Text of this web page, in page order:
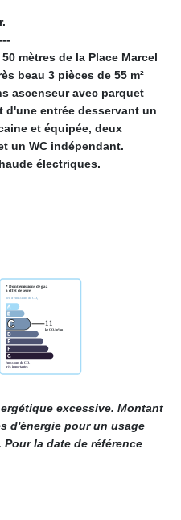
mètres de la Place Marcel
beau 3 pièces de 55 m²
ascenseur avec parquet
d'une entrée desservant un
et équipée, deux
un WC indépendant.
électriques.
excessive. Montant
d'énergie pour un usage
Pour la date de référence